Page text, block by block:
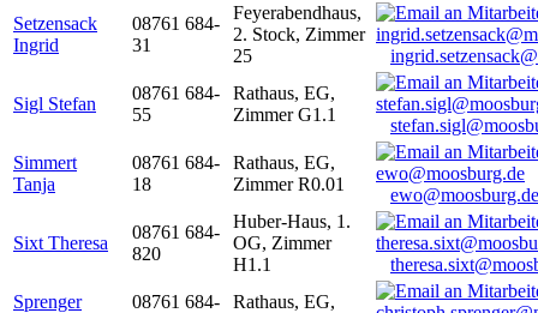
Setzensack
Ingrid
08761 684-
31
Feyerabendhaus,
2. Stock, Zimmer
25
Sigl Stefan
08761 684-
55
Rathaus, EG,
Zimmer G1.1
Simmert
Tanja
08761 684-
18
Rathaus, EG,
Zimmer R0.01
ewo@moosburg.de
Sixt Theresa
08761 684-
820
Huber-Haus, 1.
OG, Zimmer
H1.1
Sprenger
08761 684-
Rathaus, EG,